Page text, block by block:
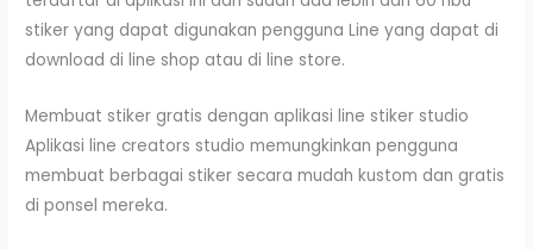
stiker yang dapat digunakan pengguna Line yang dapat di
download di line shop atau di line store.
Membuat stiker gratis dengan aplikasi line stiker studio
Aplikasi line creators studio memungkinkan pengguna
membuat berbagai stiker secara mudah kustom dan gratis
di ponsel mereka.